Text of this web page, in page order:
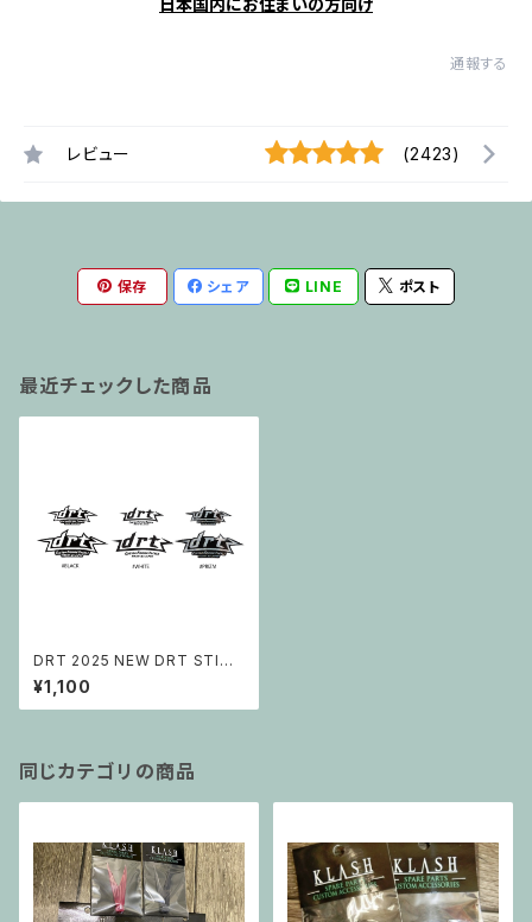
日本国内にお住まいの方向け
通報する
レビュー (2423)
保存 シェア LINE ポスト
最近チェックした商品
DRT 2025 NEW DRT STICK
ER
¥1,100
同じカテゴリの商品